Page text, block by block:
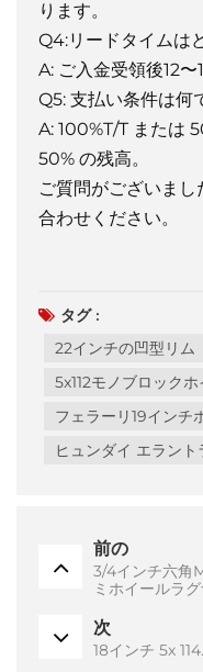
ります。
Q4:リードタイムは
A: ご入金受領後12〜
Q5: 支払い条件は何
A: 100%T/T または
50% の残高。
ご質問がございま
合わせください。
タグ :
22インチの凹型リム
5x112モノブロック
フェラーリ19インチ
ヒュンダイ エラント
前の
3/4インチ六角
ミホイールラ
次
18インチ 5x